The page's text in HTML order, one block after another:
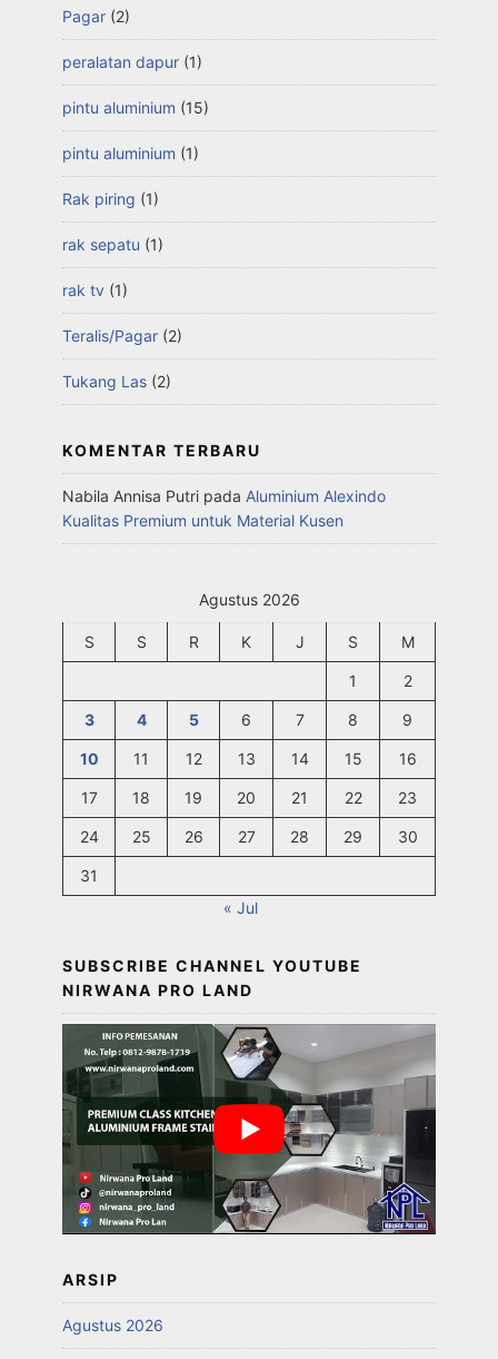
Pagar (2)
peralatan dapur (1)
pintu aluminium (15)
pintu aluminium (1)
Rak piring (1)
rak sepatu (1)
rak tv (1)
Teralis/Pagar (2)
Tukang Las (2)
KOMENTAR TERBARU
Nabila Annisa Putri pada Aluminium Alexindo
Kualitas Premium untuk Material Kusen
Agustus 2026
S S R K J S M
1 2
3 4 5 6 7 8 9
10 11 12 13 14 15 16
17 18 19 20 21 22 23
24 25 26 27 28 29 30
31
« Jul
SUBSCRIBE CHANNEL YOUTUBE
NIRWANA PRO LAND
ARSIP
Agustus 2026